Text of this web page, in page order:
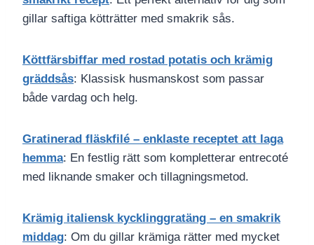
gillar saftiga kötträtter med smakrik sås.
Köttfärsbiffar med rostad potatis och krämig
gräddsås: Klassisk husmanskost som passar
både vardag och helg.
Gratinerad fläskfilé – enklaste receptet att laga
hemma: En festlig rätt som kompletterar entrecoté
med liknande smaker och tillagningsmetod.
Krämig italiensk kycklinggratäng – en smakrik
middag: Om du gillar krämiga rätter med mycket